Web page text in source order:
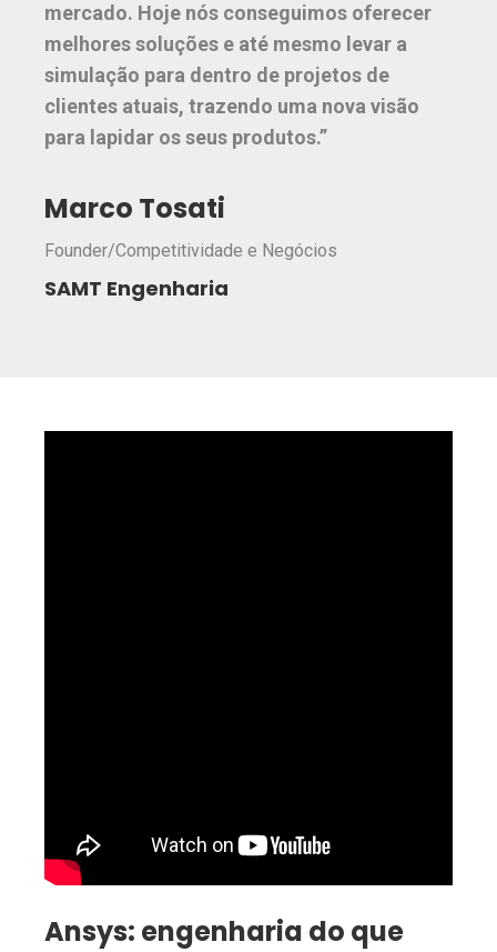
mercado. Hoje nós conseguimos oferecer
melhores soluções e até mesmo levar a
simulação para dentro de projetos de
clientes atuais, trazendo uma nova visão
para lapidar os seus produtos.”
Marco Tosati
Founder/Competitividade e Negócios
SAMT Engenharia
Ansys: engenharia do que